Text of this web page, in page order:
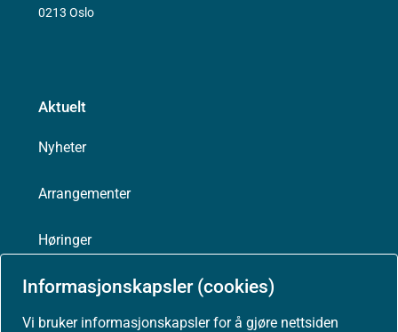
Informasjonskapsler (cookies)
Vi bruker informasjonskapsler for å gjøre nettsiden
0213 Oslo
Aktuelt
Nyheter
Arrangementer
Høringer
Presse